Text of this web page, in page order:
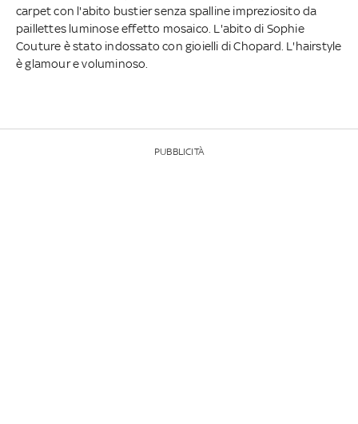
carpet con l'abito bustier senza spalline impreziosito da
paillettes luminose effetto mosaico. L'abito di Sophie
Couture è stato indossato con gioielli di Chopard. L'hairstyle
è glamour e voluminoso.
PUBBLICITÀ